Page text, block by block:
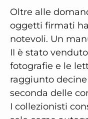
Oltre alle
oggetti firmati
notevoli. Un
II è stato
fotografie e le
raggiunto
seconda delle
I collezionisti